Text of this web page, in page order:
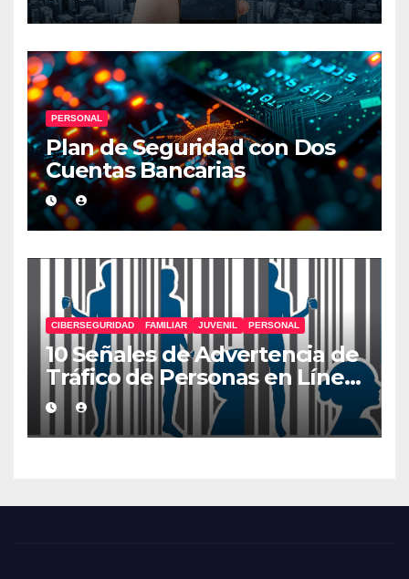
PERSONAL
Plan de Seguridad con Dos
Cuentas Bancarias
CIBERSEGURIDAD FAMILIAR JUVENIL PERSONAL
10 Señales de Advertencia de
Tráfico de Personas en Línea
que Deberías Conocer